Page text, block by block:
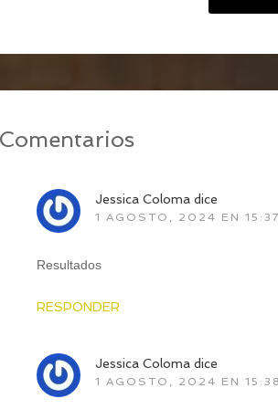
Comentarios
Jessica Coloma dice
1 AGOSTO, 2024 EN
Resultados
RESPONDER
Jessica Coloma dice
1 AGOSTO, 2024 EN